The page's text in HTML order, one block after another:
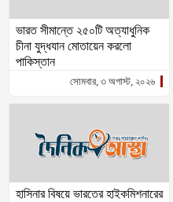
ভারত সীমান্তে ২৫০টি অত্যাধুনিক
চীনা যুদ্ধযান মোতায়েন করলো
পাকিস্তান
সোমবার, ৩ অগাস্ট, ২০২৬
হাসিনার বিষয়ে ভারতের হাইকমিশনারের